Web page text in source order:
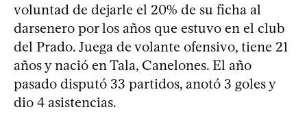
voluntad de dejarle el 20% de su ficha al
darsenero por los años que estuvo en el club
del Prado. Juega de volante ofensivo, tiene 21
años y nació en Tala, Canelones. El año
pasado disputó 33 partidos, anotó 3 goles y
dio 4 asistencias.